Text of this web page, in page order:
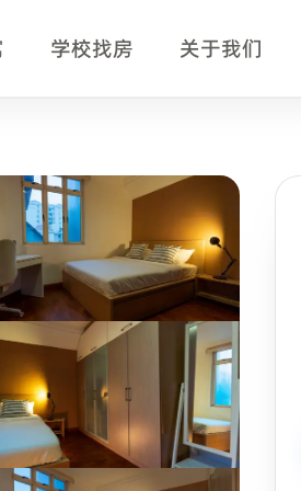
学校找房 关于我们
房型、月租、入住时间、交通和服